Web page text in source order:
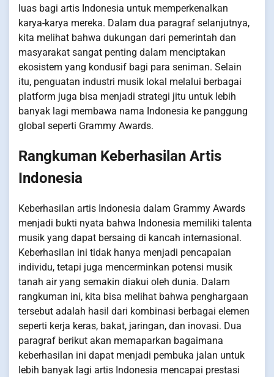
luas bagi artis Indonesia untuk memperkenalkan
karya-karya mereka. Dalam dua paragraf selanjutnya,
kita melihat bahwa dukungan dari pemerintah dan
masyarakat sangat penting dalam menciptakan
ekosistem yang kondusif bagi para seniman. Selain
itu, penguatan industri musik lokal melalui berbagai
platform juga bisa menjadi strategi jitu untuk lebih
banyak lagi membawa nama Indonesia ke panggung
global seperti Grammy Awards.
Rangkuman Keberhasilan Artis
Indonesia
Keberhasilan artis Indonesia dalam Grammy Awards
menjadi bukti nyata bahwa Indonesia memiliki talenta
musik yang dapat bersaing di kancah internasional.
Keberhasilan ini tidak hanya menjadi pencapaian
individu, tetapi juga mencerminkan potensi musik
tanah air yang semakin diakui oleh dunia. Dalam
rangkuman ini, kita bisa melihat bahwa penghargaan
tersebut adalah hasil dari kombinasi berbagai elemen
seperti kerja keras, bakat, jaringan, dan inovasi. Dua
paragraf berikut akan memaparkan bagaimana
keberhasilan ini dapat menjadi pembuka jalan untuk
lebih banyak lagi artis Indonesia mencapai prestasi